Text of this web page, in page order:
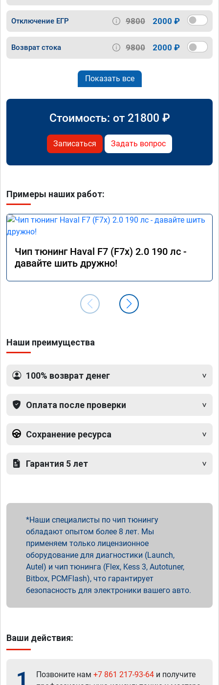
Отключение ЕГР 9800 2000 ₽
Возврат стока 9800 2000 ₽
Показать все
Стоимость: от 21800 ₽
Записаться Задать вопрос
Примеры наших работ:
Чип тюнинг Haval F7 (F7x) 2.0 190 лс -
давайте шить дружно!
Наши преимущества
100% возврат денег
Оплата после проверки
Сохранение ресурса
Гарантия 5 лет
Наши специалисты по чип тюнингу
обладают опытом более 8 лет. Мы
применяем только лицензионное
оборудование для диагностики (Launch,
Autel) и чип тюнинга (Flex, Kess 3, Autotuner,
Bitbox, PCMFlash), что гарантирует
безопасность для электроники вашего авто.
Ваши действия:
1 Позвоните нам +7 861 217-93-64 и получите